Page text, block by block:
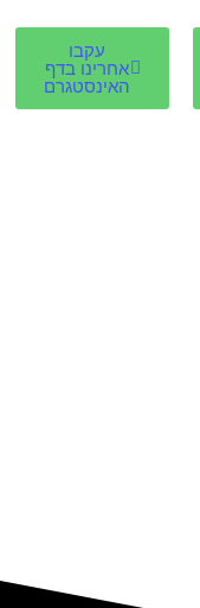
עקבו
אחרינו בדף
האינסטגרם